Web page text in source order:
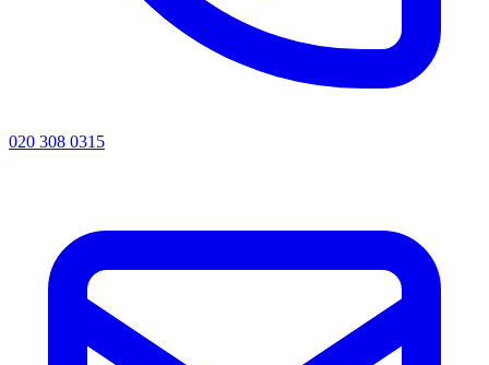
020 308 0315